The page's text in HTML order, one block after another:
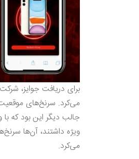
برای دریافت جوایز،
می‌کرد. سرنخ‌های موقعیت
جالب دیگر این بود که
می‌کرد.